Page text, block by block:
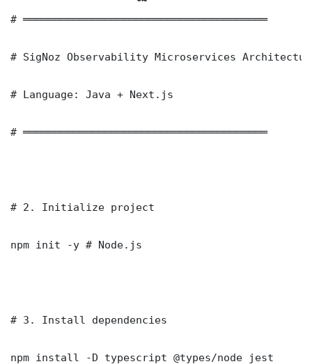
# ═══════════════════════════════════════
# SigNoz Observability Microservices
# Language: Java + Next.js
# ═══════════════════════════════════════
# 2. Initialize project
npm init -y # Node.js
# 3. Install dependencies
npm install -D typescript @types/node jest